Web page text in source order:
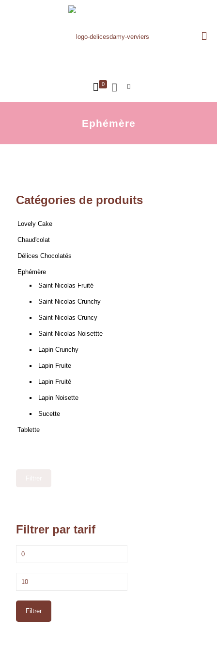
0
Ephémère
Catégories de produits
Lovely Cake
Chaud'colat
Délices Chocolatés
Ephémère
Saint Nicolas Fruité
Saint Nicolas Crunchy
Saint Nicolas Cruncy
Saint Nicolas Noisettte
Lapin Crunchy
Lapin Fruite
Lapin Fruité
Lapin Noisette
Sucette
Tablette
Filtrer par tarif
min
max
Filtrer